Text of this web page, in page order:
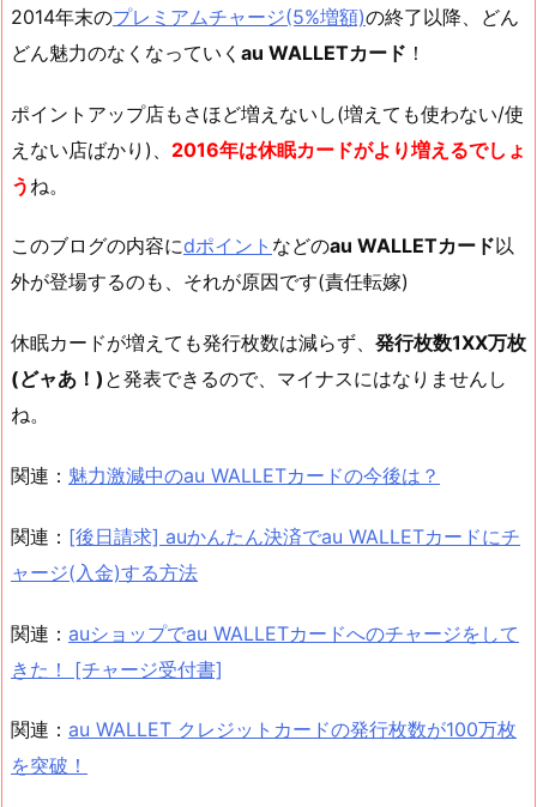
2014年末のプレミアムチャージ(5%増額)の終了以降、どん
どん魅力のなくなっていく au WALLETカード ！
ポイントアップ店もさほど増えないし(増えても使わない/使
えない店ばかり)、 2016年は休眠カードがより増えるでしょ
う ね。
このブログの内容にdポイント などのau WALLETカード以
外が登場するのも、それが原因です(責任転嫁)
休眠カードが増えても発行枚数は減らず、 発行枚数1XX万枚
(どャあ！) と発表できるので、マイナスにはなりませんし
ね。
関連： 魅力激減中のau WALLETカードの今後は？
関連： [後日請求] auかんたん決済でau WALLETカードにチ
ャージ(入金)する方法
関連： auショップでau WALLETカードへのチャージをして
きた！ [チャージ受付書]
関連： au WALLET クレジットカードの発行枚数が100万枚
を突破！